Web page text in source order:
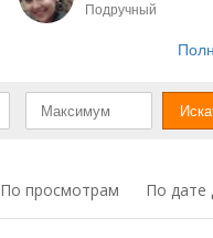
Подручный
По просмотрам По дате